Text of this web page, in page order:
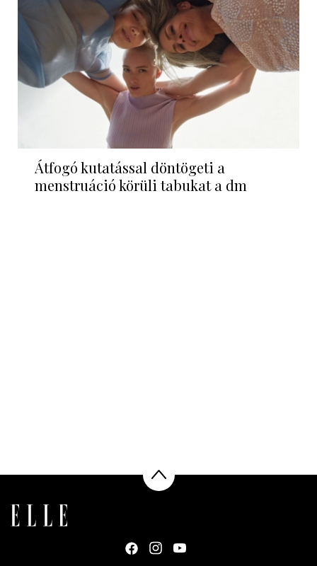
Átfogó kutatással döntögeti a
menstruáció körüli tabukat a dm